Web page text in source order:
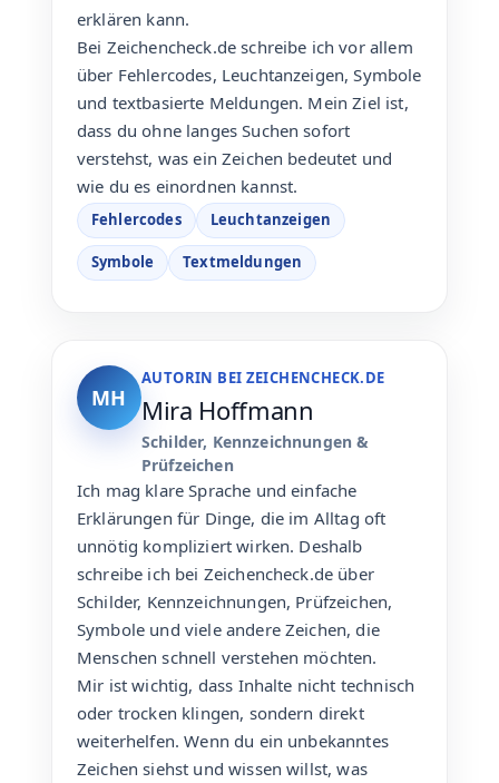
erklären kann.
Bei Zeichencheck.de schreibe ich vor allem
über Fehlercodes, Leuchtanzeigen, Symbole
und textbasierte Meldungen. Mein Ziel ist,
dass du ohne langes Suchen sofort
verstehst, was ein Zeichen bedeutet und
wie du es einordnen kannst.
Fehlercodes Leuchtanzeigen
Symbole Textmeldungen
MH
AUTORIN BEI ZEICHENCHECK.DE
Mira Hoffmann
Schilder, Kennzeichnungen &
Prüfzeichen
Ich mag klare Sprache und einfache
Erklärungen für Dinge, die im Alltag oft
unnötig kompliziert wirken. Deshalb
schreibe ich bei Zeichencheck.de über
Schilder, Kennzeichnungen, Prüfzeichen,
Symbole und viele andere Zeichen, die
Menschen schnell verstehen möchten.
Mir ist wichtig, dass Inhalte nicht technisch
oder trocken klingen, sondern direkt
weiterhelfen. Wenn du ein unbekanntes
Zeichen siehst und wissen willst, was